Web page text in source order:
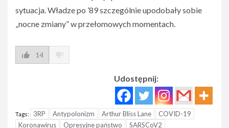
sytuacja. Władze po ’89 szczególnie upodobały sobie
„nocne zmiany” w przełomowych momentach.
14
Udostępnij:
Tags: 3RP Antypolonizm Arthur Bliss Lane
COVID-19
Koronawirus
Opresyjne państwo SARSCoV2